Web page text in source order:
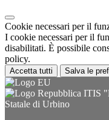
Cookie necessari per il
I cookie necessari per il
disabilitati. È possibile
policy.
Accetta tutti Salva le
ITIS
Statale di Urbino